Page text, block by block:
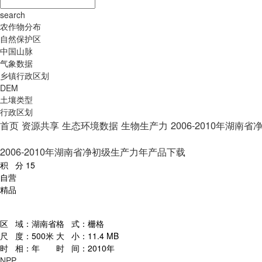
search
农作物分布
自然保护区
中国山脉
气象数据
乡镇行政区划
DEM
土壤类型
行政区划
首页 资源共享 生态环境数据 生物生产力 2006-2010年湖南省
2006-2010年湖南省净初级生产力年产品下载
积 分 15
自营
精品
区 域： 湖南省格 式： 栅格
尺 度： 500米 大 小： 11.4 MB
时 相： 年 时 间： 2010年